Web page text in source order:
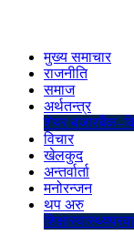
मुख्य समाचार
राजनीति
समाज
अर्थतन्त्र
शेयर बजार
विचार
खेलकुद
अन्तर्वार्ता
मनोरन्जन
थप अरु
शिक्षास्वास्थ्य